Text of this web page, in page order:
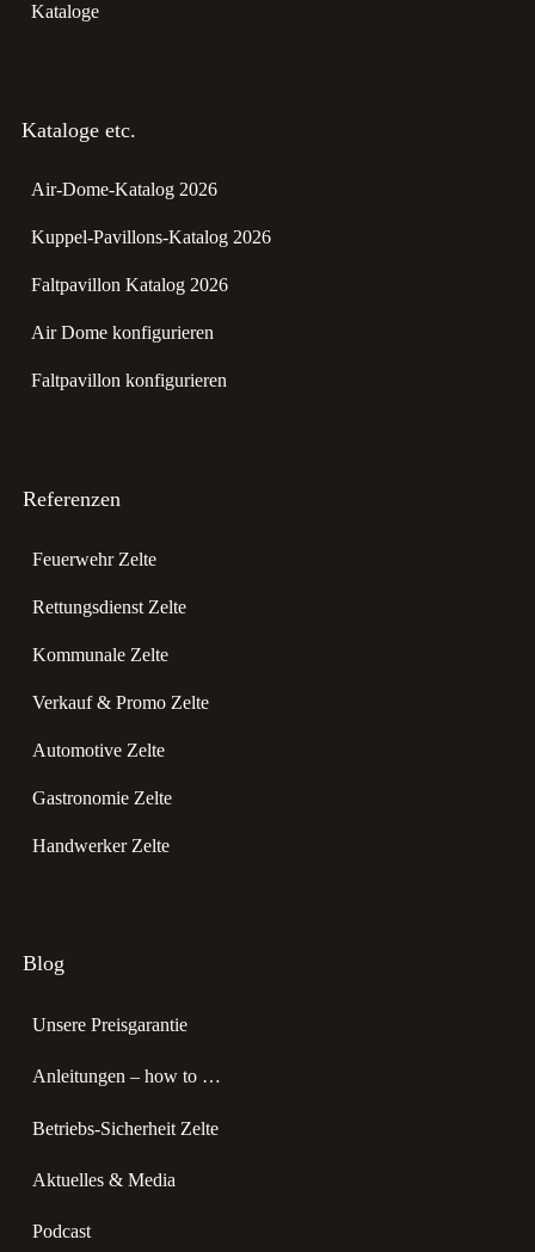
Kataloge
Kataloge etc.
Air-Dome-Katalog 2026
Kuppel-Pavillons-Katalog 2026
Faltpavillon Katalog 2026
Air Dome konfigurieren
Faltpavillon konfigurieren
Referenzen
Feuerwehr Zelte
Rettungsdienst Zelte
Kommunale Zelte
Verkauf & Promo Zelte
Automotive Zelte
Gastronomie Zelte
Handwerker Zelte
Blog
Unsere Preisgarantie
Anleitungen – how to …
Betriebs-Sicherheit Zelte
Aktuelles & Media
Podcast